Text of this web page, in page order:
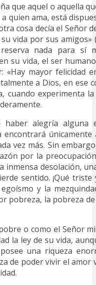
que aquel o aquella
quien ama, está
cosa decía el Señor
vida por sus amigos»
nada para sí
su vida, el ser
«Hay mayor felicidad
a Dios, en ese
cuando experimenta
haber alegría alguna
vez más. Sin
por la
inmensa desolación,
sentido. ¡Qué
y la
pobreza, la pobreza
o como el Señor
la ley de su vida,
una riqueza
de poder vivir el amor